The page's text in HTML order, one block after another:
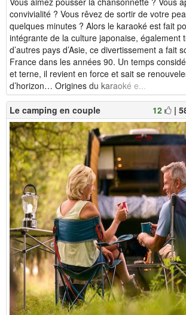
convivialité ? Vous rêvez de sortir de votre
quelques minutes ? Alors le karaoké est fait
intégrante de la culture japonaise, également
d’autres pays d’Asie, ce divertissement a fait
France dans les années 90. Un temps
et terne, il revient en force et sait se
d’horizon… Origines du karaoké e...
Le camping en couple 12 |